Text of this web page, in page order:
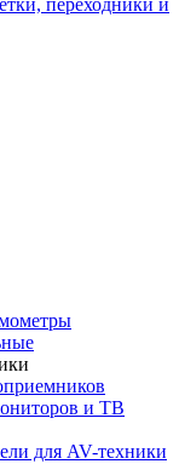
переходники и
и ТВ
для AV-техники